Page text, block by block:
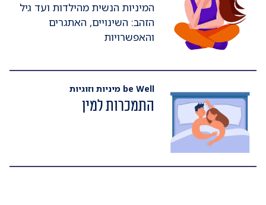
המיניות הנשית מהילדות ועד גיל
הזהב: השינויים, האתגרים
והאפשרויות
be Well מיניות וזוגיות
התמכרות למין